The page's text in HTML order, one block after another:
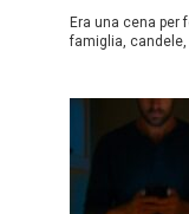
Era una cena per
famiglia,